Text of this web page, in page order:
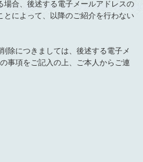
場合、後述する電子メールアドレスの
とによって、以降のご紹介を行わない
除につきましては、後述する電子メ
事項をご記入の上、ご本人からご連